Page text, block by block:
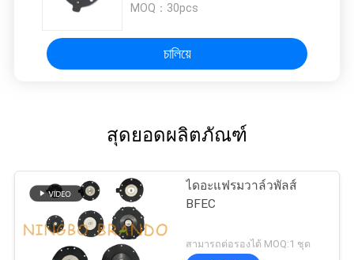
MOQ： 30pcs
চালিয়ে
สุดยอดผลิตภัณฑ์
ไดอะแฟรมวาล์วพัลส์
BFEC
สามารถต่อรองได้ MOQ:1 ชุด